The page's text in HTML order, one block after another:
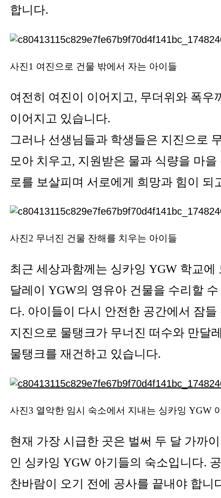
합니다.
사진1 여진으로 건물 밖에서 자는 아이들
여전히 여진이 이어지고, 무더위와 폭우
이어지고 있습니다.
그러나 선생님들과 학생들은 지진으로
모아 치우고, 지원받은 물과 식량을 마
로를 보살피며 서로에게 희망과 힘이 되
사진2 무너진 건물 잔해를 치우는 아이들
최근 세상과함께는 싱카잉 YGW 학교에
달레이 YGW의 영유아 건물을 수리할
다. 아이들이 다시 안전한 공간에서 잠
지진으로 물탱크가 무너진 떠수와 만달
물탱크를 재건하고 있습니다.
사진3 열악한 임시 숙소에서 지내는 싱카잉 YGW
현재 가장 시급한 곳은 벌써 두 달 가까
인 싱카잉 YGW 아기들의 숙소입니다.
찬바람이 오기 전에 공사를 끝내야 합니